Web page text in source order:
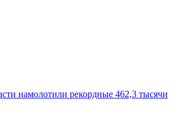
намолотили рекордные 462,3 тысячи